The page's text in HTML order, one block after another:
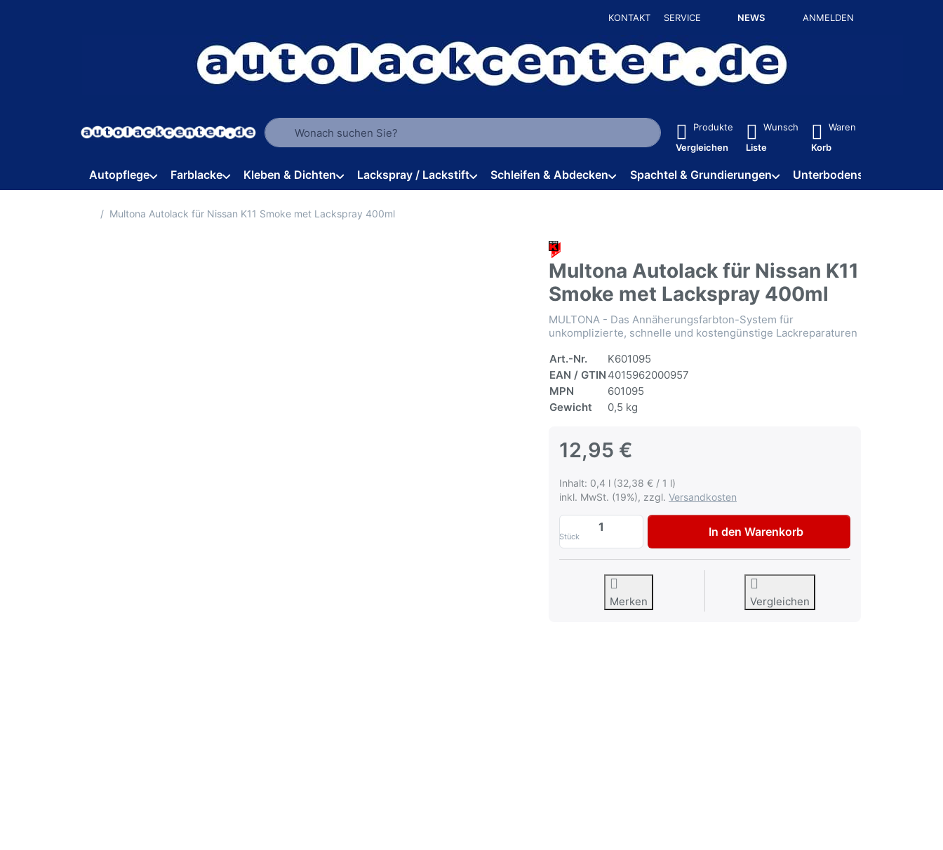
KONTAKT SERVICE NEWS ANMELDEN
Geben Sie einen Suchbegriff ein. Während Sie tippen, erscheinen automatisch erste Ergebnisse. Drücken Sie die Eingabetaste, um alle
Produkte
Vergleichen
Wunsch
Liste
Waren
Korb
Autopflege Farblacke Kleben & Dichten Lackspray / Lackstift Schleifen & Abdecken Spachtel & Grundierungen Unterbodenschutz / HV
Startseite
Multona Autolack für Nissan K11 Smoke met Lackspray 400ml
Multona Autolack für Nissan K11
Smoke met Lackspray 400ml
MULTONA - Das Annäherungsfarbton-System für
unkomplizierte, schnelle und kostengünstige Lackreparaturen
Art.-Nr.
K601095
EAN / GTIN 4015962000957
MPN
601095
Gewicht
0,5 kg
12,95 €
Inhalt: 0,4 l (32,38 € / 1 l)
inkl. MwSt. (19%), zzgl. Versandkosten
Stück
Multona Autolack für Nissan K11 Smoke met Lackspray
In den Warenkorb
Merken Vergleichen